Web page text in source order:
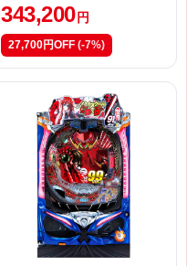
343,200 円
27,700円OFF (-7%)